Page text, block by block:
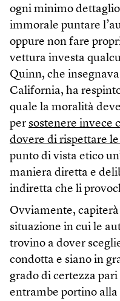
ogni minimo
immorale puntare
oppure non fare
vettura investa
Quinn, che
California, ha
quale la moralità
per sostenere invece
dovere di rispettare
punto di vista etico
maniera diretta e
indiretta che li
Ovviamente,
situazione in cui le
trovino a dover
condotta e siano in
grado di certezza
entrambe portino